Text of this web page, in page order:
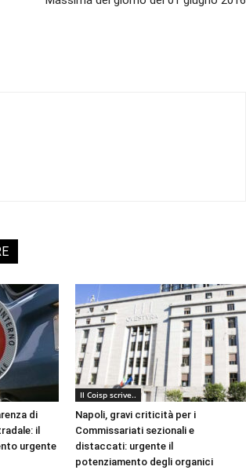
di
il
urgente
Il Coisp scrive..
Napoli, gravi criticità per i
Commissariati sezionali e
distaccati: urgente il
potenziamento degli organici